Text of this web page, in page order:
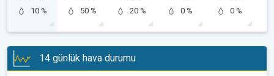
10 %
50 %
20 %
0 %
0 %
14 günlük hava durumu